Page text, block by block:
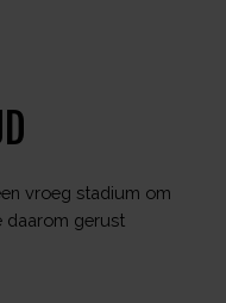
vroeg stadium om
daarom gerust